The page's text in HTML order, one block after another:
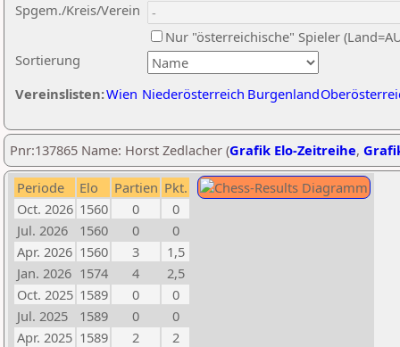
Sortierung
Spgem./Kreis/Verein
Nur "österreichische" Spieler
Vereinslisten:Wien Niederösterreich Burgenland
Pnr:137865 Name: Horst Zedlacher (Grafik Elo-Zeitreihe,
Periode Elo Partien Pkt.
Oct. 2026 1560 0
0
Jul. 2026
1560 0
0
Apr. 2026 1560 3
1,5
Jan. 2026 1574 4
2,5
Oct. 2025 1589 0
0
Jul. 2025
1589 0
0
Apr. 2025 1589 2
2